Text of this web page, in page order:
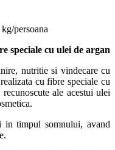
persoana
speciale cu ulei de argan
nutritie si vindecare cu
cu fibre speciale cu
ale acestui ulei
timpul somnului, avand